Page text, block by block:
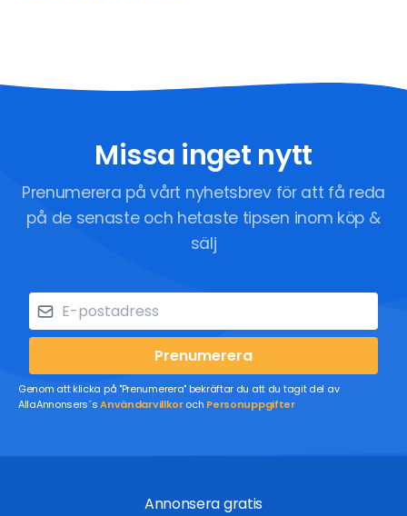
Missa inget nytt
Prenumerera på vårt nyhetsbrev för att få reda
på de senaste och hetaste tipsen inom köp &
sälj
Prenumerera
Genom att klicka på "Prenumerera" bekräftar du att du tagit del av
AllaAnnonsers´sAnvändarvillkoroch Personuppgifter
Annonsera gratis